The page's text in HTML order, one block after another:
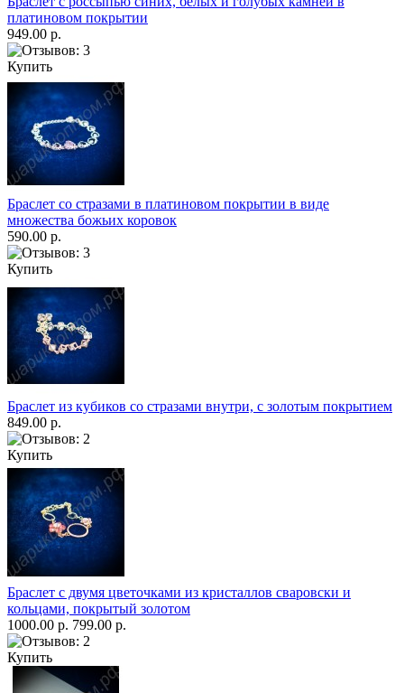
платиновом покрытии
949.00 р.
Купить
Браслет со стразами в платиновом покрытии в виде
множества божьих коровок
590.00 р.
Купить
Браслет из кубиков со стразами внутри, с золотым покрытием
849.00 р.
Купить
Браслет с двумя цветочками из кристаллов сваровски и
кольцами, покрытый золотом
1000.00 р. 799.00 р.
Купить